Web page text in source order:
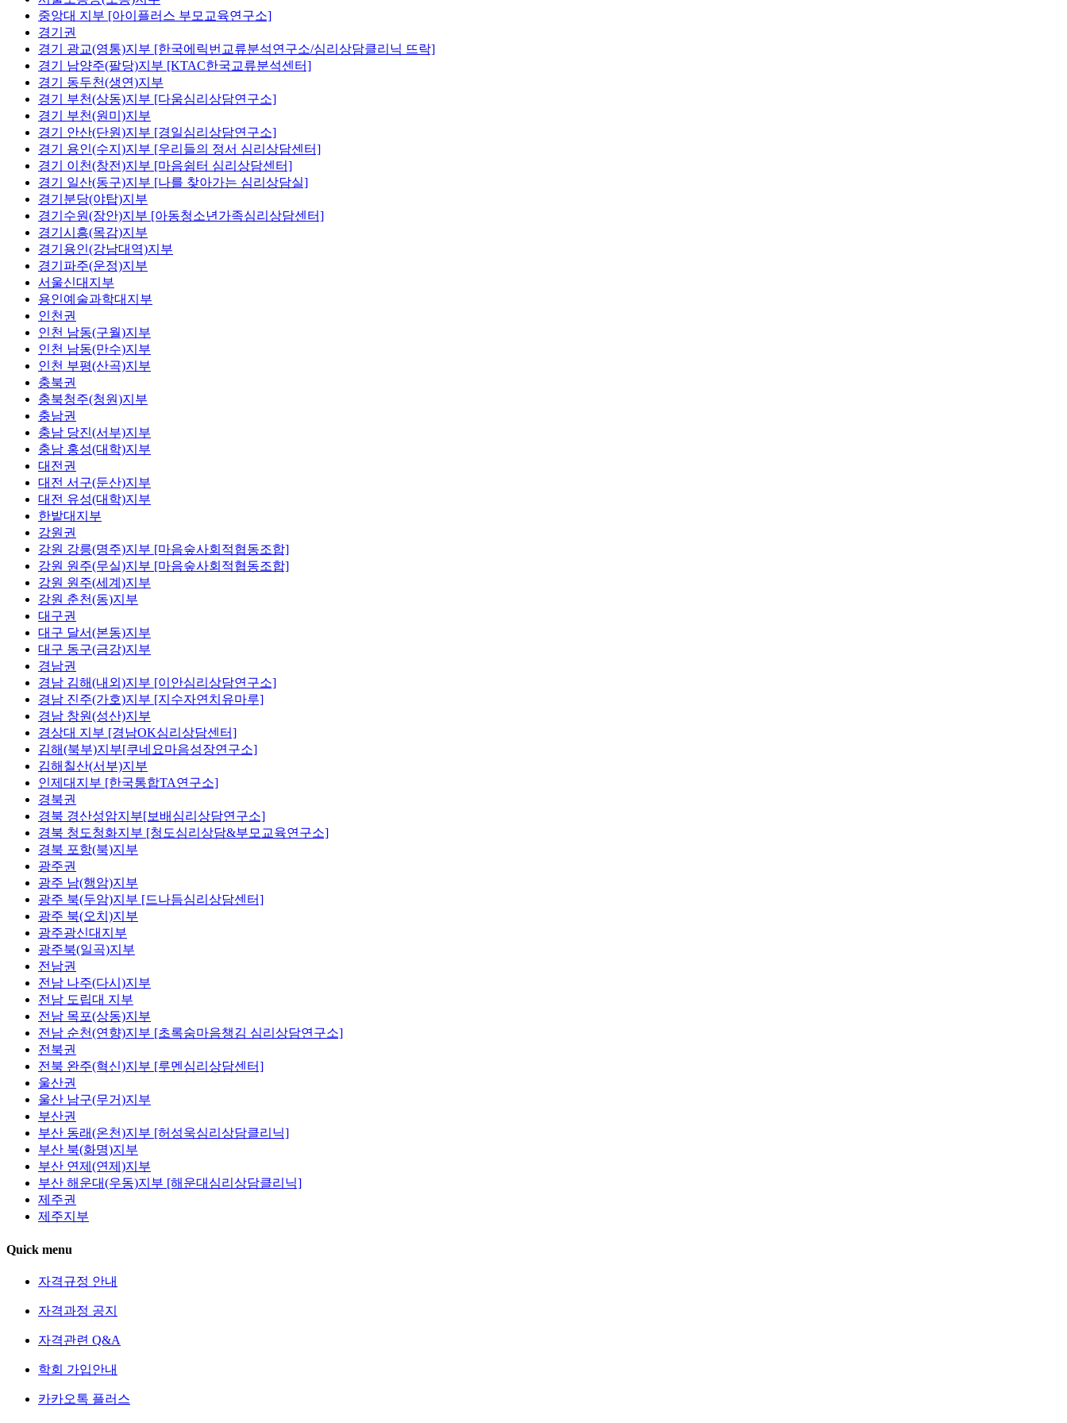
중앙대 지부 [아이플러스 부모교육연구소]
경기권
경기 광교(영통)지부 [한국에릭번교류분석연구소/심리상담클리닉 뜨락]
경기 남양주(팔당)지부 [KTAC한국교류분석센터]
경기 동두천(생연)지부
경기 부천(상동)지부 [다움심리상담연구소]
경기 부천(원미)지부
경기 안산(단원)지부 [경일심리상담연구소]
경기 용인(수지)지부 [우리들의 정서 심리상담센터]
경기 이천(창전)지부 [마음쉼터 심리상담센터]
경기 일산(동구)지부 [나를 찾아가는 심리상담실]
경기분당(야탑)지부
경기수원(장안)지부 [아동청소년가족심리상담센터]
경기시흥(목감)지부
경기용인(강남대역)지부
경기파주(운정)지부
서울신대지부
용인예술과학대지부
인천권
인천 남동(구월)지부
인천 남동(만수)지부
인천 부평(산곡)지부
충북권
충북청주(청원)지부
충남권
충남 당진(서부)지부
충남 홍성(대학)지부
대전권
대전 서구(둔산)지부
대전 유성(대학)지부
한밭대지부
강원권
강원 강릉(명주)지부 [마음숲사회적협동조합]
강원 원주(무실)지부 [마음숲사회적협동조합]
강원 원주(세계)지부
강원 춘천(동)지부
대구권
대구 달서(본동)지부
대구 동구(금강)지부
경남권
경남 김해(내외)지부 [이안심리상담연구소]
경남 진주(가호)지부 [지수자연치유마루]
경남 창원(성산)지부
경상대 지부 [경남OK심리상담센터]
김해(북부)지부[쿠네요마음성장연구소]
김해칠산(서부)지부
인제대지부 [한국통합TA연구소]
경북권
경북 경산성암지부[보배심리상담연구소]
경북 청도청화지부 [청도심리상담&부모교육연구소]
경북 포항(북)지부
광주권
광주 남(행암)지부
광주 북(두암)지부 [드나듬심리상담센터]
광주 북(오치)지부
광주광신대지부
광주북(일곡)지부
전남권
전남 나주(다시)지부
전남 도립대 지부
전남 목포(상동)지부
전남 순천(연향)지부 [초록숨마음챙김 심리상담연구소]
전북권
전북 완주(혁신)지부 [루멘심리상담센터]
울산권
울산 남구(무거)지부
부산권
부산 동래(온천)지부 [허성욱심리상담클리닉]
부산 북(화명)지부
부산 연제(연제)지부
부산 해운대(우동)지부 [해운대심리상담클리닉]
제주권
제주지부
Quick menu
자격규정 안내
자격과정 공지
자격관련 Q&A
학회 가입안내
카카오톡 플러스